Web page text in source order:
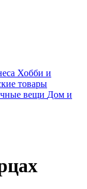
Хобби и
товары
вещи Дом и